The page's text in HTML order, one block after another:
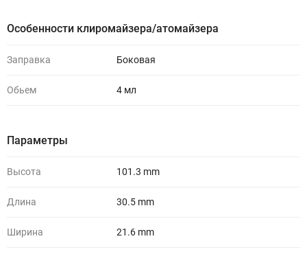
Особенности клиромайзера/атомайзера
Заправка Боковая
Обьем 4 мл
Параметры
Высота 101.3 mm
Длина 30.5 mm
Ширина 21.6 mm